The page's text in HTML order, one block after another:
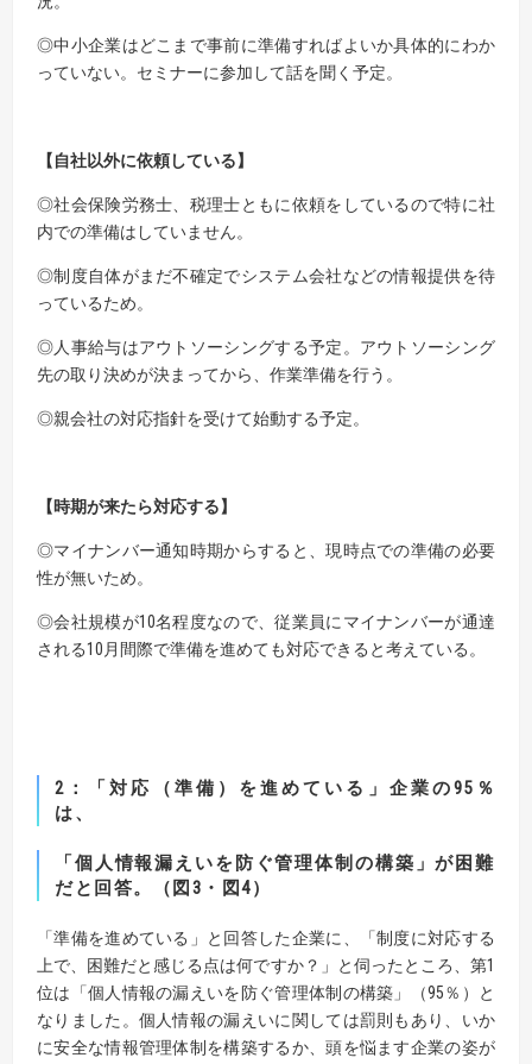
◎中小企業はどこまで事前に準備すればよいか具体的にわか
っていない。セミナーに参加して話を聞く予定。
【自社以外に依頼している】
◎社会保険労務士、税理士ともに依頼をしているので特に社
内での準備はしていません。
◎制度自体がまだ不確定でシステム会社などの情報提供を待
っているため。
◎人事給与はアウトソーシングする予定。 アウトソーシング
先の取り決めが決まってから、作業準備を行う。
◎親会社の対応指針を受けて始動する予定。
【時期が来たら対応する】
◎マイナンバー通知時期からすると、現時点での準備の必要
性が無いため。
◎会社規模が10名程度なので、従業員にマイナンバーが通達
される10月間際で準備を進めても対応できると考えている。
2：「対応（準備）を進めている」企業の95％
は、
「個人情報漏えいを防ぐ管理体制の構築」が困難
だと回答。（図3・図4）
「準備を進めている」と回答した企業に、「制度に対応する
上で、困難だと感じる点は何ですか？」と伺ったところ、第1
位は「個人情報の漏えいを防ぐ管理体制の構築」（95％）と
なりました。個人情報の漏えいに関しては罰則もあり、いか
に安全な情報管理体制を構築するか、頭を悩ます企業の姿が